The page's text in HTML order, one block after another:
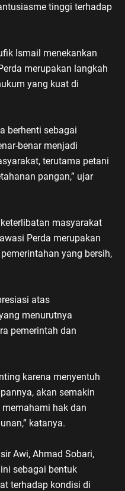
tinggi terhadap
Ismail menekankan
merupakan langkah
yang kuat di
berhenti sebagai
benar menjadi
terutama petani
pangan,” ujar
masyarakat
Perda merupakan
yang bersih,
atas
menurutnya
pemerintah dan
karena menyentuh
akan semakin
hak dan
katanya.
Awi, Ahmad Sobari,
sebagai bentuk
terhadap kondisi di